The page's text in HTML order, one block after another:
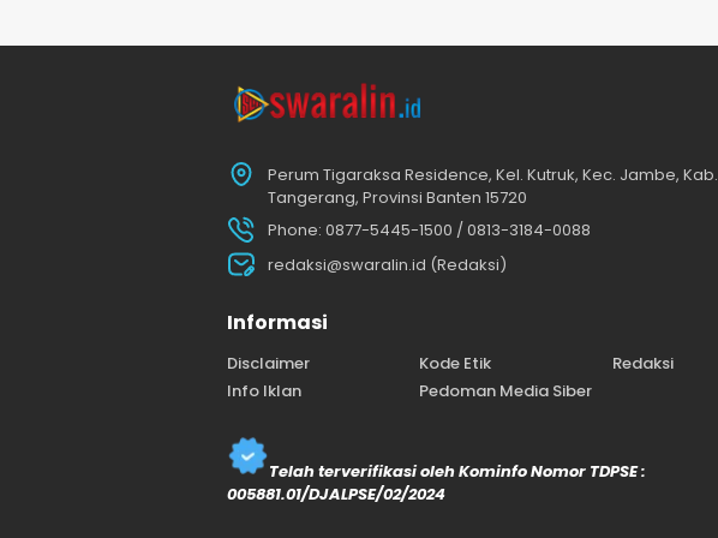
Perum Tigaraksa Residence, Kel. Kutruk, Kec. Jambe, Kab.
Tangerang, Provinsi Banten 15720
Phone: 0877-5445-1500 / 0813-3184-0088
redaksi@swaralin.id (Redaksi)
Informasi
Disclaimer Kode Etik
Redaksi
Info Iklan
Pedoman Media Siber
Telah terverifikasi oleh Kominfo Nomor TDPSE :
005881.01/DJALPSE/02/2024